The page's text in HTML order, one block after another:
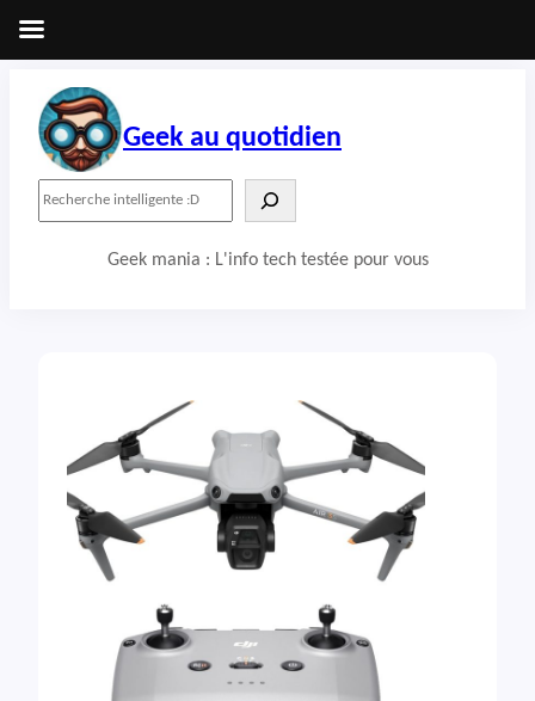
contenu
Geek au quotidien
Geek mania : L'info tech testée pour vous